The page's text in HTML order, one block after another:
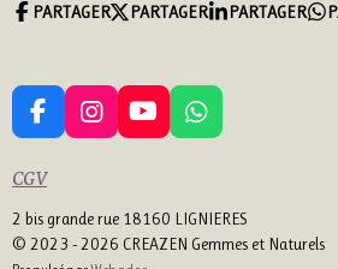
PARTAGER PARTAGER PARTAGER
F
A
C
E
B
O
I
N
A
G
Y
O
U
B
W
H
S
A
CGV
2 bis grande rue 18160 LIGNIERES
© 2023 - 2026 CREAZEN Gemmes et Naturels